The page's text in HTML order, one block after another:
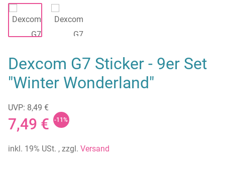
Dexcom G7 Sticker - 9er Set
"Winter Wonderland"
UVP: 8,49 €
7,49 € -11%
inkl. 19% USt. , zzgl. Versand